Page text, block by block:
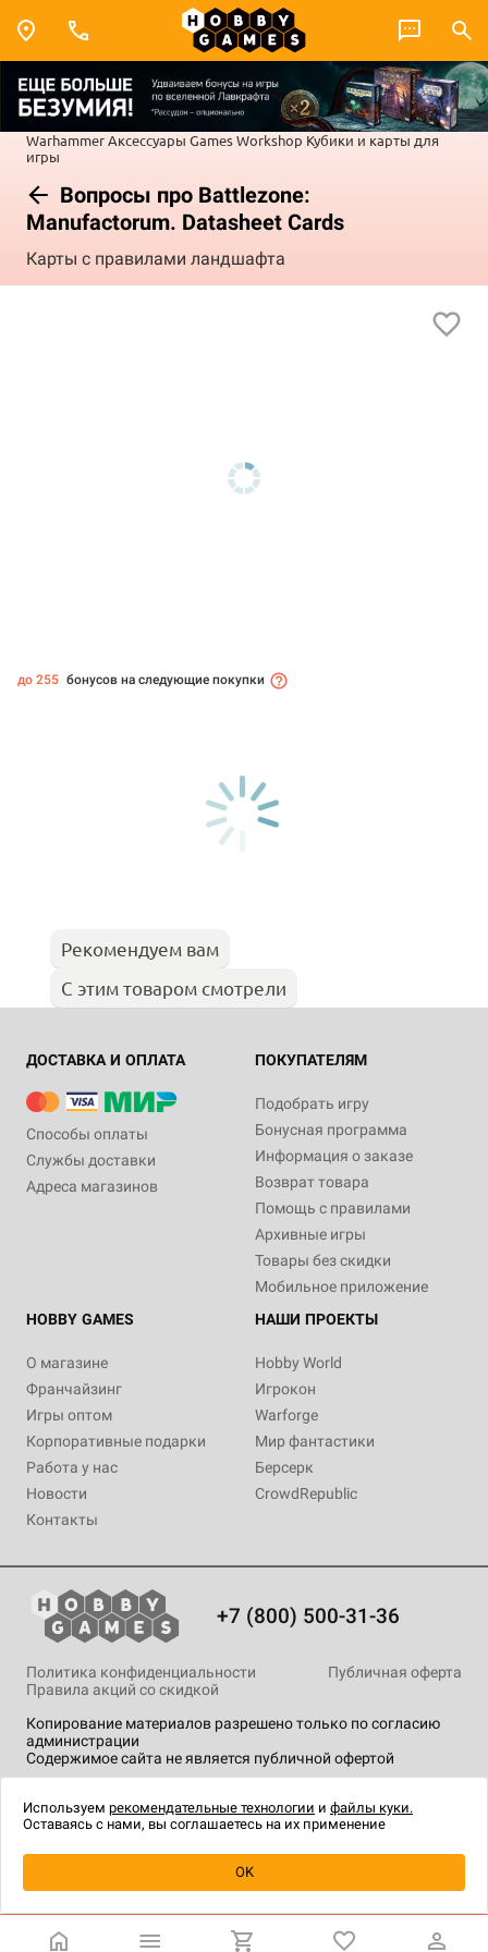
WarhammerАксессуары Games Workshop Кубики и карты для
игры
Вопросы про Battlezone:
Manufactorum. Datasheet Cards
Карты с правилами ландшафта
Уведомить о наличии
до 255 бонусов на следующие покупки
Рекомендуем вам
С этим товаром смотрели
ДОСТАВКА И ОПЛАТА
Способы оплаты
Службы доставки
Адреса магазинов
ПОКУПАТЕЛЯМ
Подобрать игру
Бонусная программа
Информация о заказе
Возврат товара
Помощь с правилами
Архивные игры
Товары без скидки
Мобильное приложение
HOBBY GAMES
О магазине
Франчайзинг
Игры оптом
Корпоративные подарки
Работа у нас
Новости
Контакты
НАШИ ПРОЕКТЫ
Hobby World
Игрокон
Warforge
Мир фантастики
Берсерк
CrowdRepublic
+7 (800) 500-31-36
Копирование материалов разрешено только по согласию
администрации
Содержимое сайта не является публичной офертой
Политика конфиденциальности
Публичная оферта
Правила акций со скидкой
технологии.
Используем рекомендательные технологии и файлы куки.
Оставаясь с нами, вы соглашаетесь на их применение
OK